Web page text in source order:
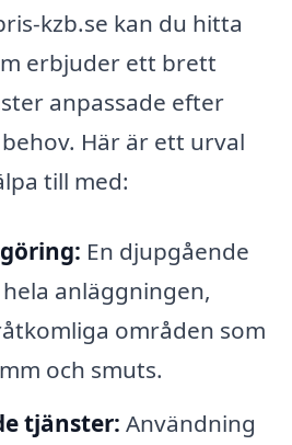
kzb.se kan du hitta
erbjuder ett brett
anpassade efter
Här är ett urval
till med:
En djupgående
anläggningen,
områden som
och smuts.
tjänster: Användning